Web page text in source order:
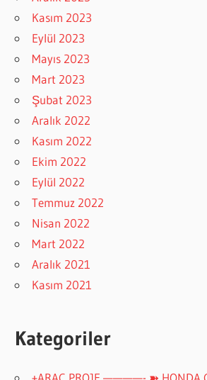
Kasım 2023
Eylül 2023
Mayıs 2023
Mart 2023
Şubat 2023
Aralık 2022
Kasım 2022
Ekim 2022
Eylül 2022
Temmuz 2022
Nisan 2022
Mart 2022
Aralık 2021
Kasım 2021
Kategoriler